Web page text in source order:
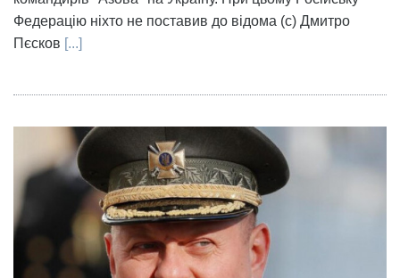
Федерацію ніхто не поставив до відома (с) Дмитро
Пєсков [...]